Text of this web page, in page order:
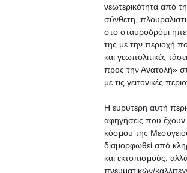
νεωτερικότητα από
σύνθετη,
στο σταυροδρόμι
της με την περιοχή
και γεωπολιτικές
προς την Ανατολή»
με τις γειτονικές
Η ευρύτερη αυτή
αφηγήσεις που έχουν
κόσμου της
διαμορφωθεί από
και εκτοπισμούς,
πνευματικών/